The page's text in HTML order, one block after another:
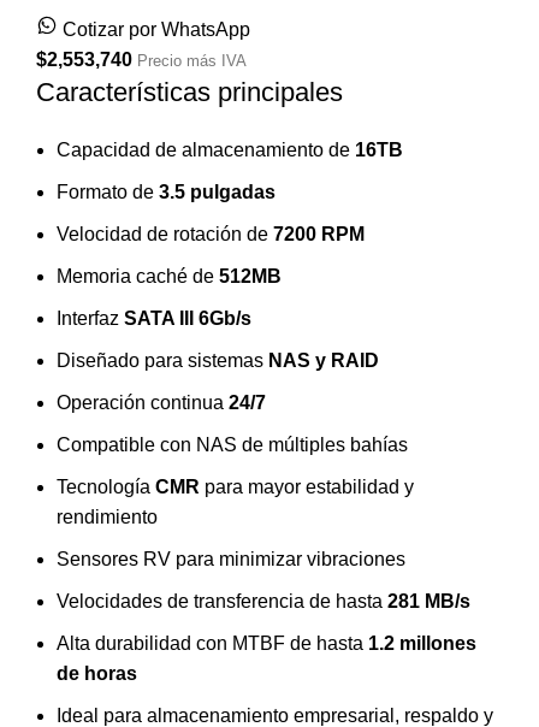
Cotizar por WhatsApp
$2,553,740 Precio más IVA
Características principales
Capacidad de almacenamiento de 16TB
Formato de 3.5 pulgadas
Velocidad de rotación de 7200 RPM
Memoria caché de 512MB
Interfaz SATA III 6Gb/s
Diseñado para sistemas NAS y RAID
Operación continua 24/7
Compatible con NAS de múltiples bahías
Tecnología CMR para mayor estabilidad y
rendimiento
Sensores RV para minimizar vibraciones
Velocidades de transferencia de hasta 281 MB/s
Alta durabilidad con MTBF de hasta 1.2 millones
de horas
Ideal para almacenamiento empresarial, respaldo y